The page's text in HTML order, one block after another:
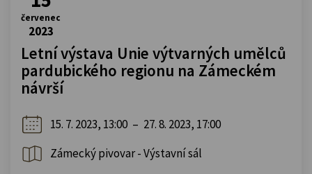
červenec
2023
Letní výstava Unie výtvarných umělců
pardubického regionu na Zámeckém
návrší
15. 7. 2023, 13:00 – 27. 8. 2023, 17:00
Zámecký pivovar - Výstavní sál